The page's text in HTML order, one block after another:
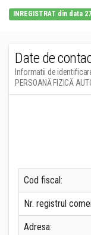
INREGISTRAT din data
Date de
Informatii de
PERSOANĂ FIZICĂ
Cod fiscal:
Nr. registrul
Adresa: